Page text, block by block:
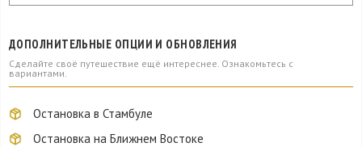
ДОПОЛНИТЕЛЬНЫЕ ОПЦИИ И ОБНОВЛЕНИЯ
Сделайте своё путешествие ещё интереснее. Ознакомьтесь с
вариантами.
Остановка в Стамбуле
Остановка на Ближнем Востоке